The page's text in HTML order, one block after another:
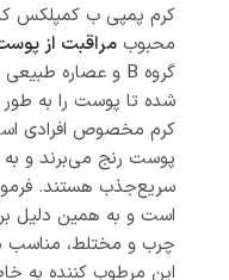
کرم پمپی ب کمپلکس
محبوب مراقبت از
شده تا پوست را به
کرم مخصوص افرادی
پوست رنج می‌برند و
سریع‌جذب هستند.
است و به همین دلیل
چرب و مختلط، مناسب